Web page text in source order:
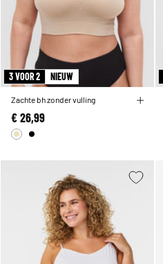
3 VOOR 2 NIEUW
Zachte bh zonder vulling
€ 26,99